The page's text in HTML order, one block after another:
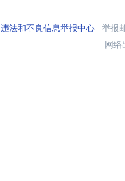
违法和不良信息举报中心举报
网